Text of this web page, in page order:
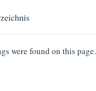
were found on this page.